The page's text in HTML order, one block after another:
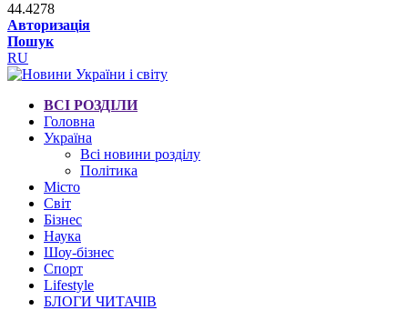
44.4278
Авторизація
Пошук
RU
ВСІ РОЗДІЛИ
Головна
Україна
Всі новини розділу
Політика
Місто
Світ
Бізнес
Наука
Шоу-бізнес
Спорт
Lifestyle
БЛОГИ ЧИТАЧІВ